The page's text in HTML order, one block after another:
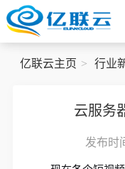
亿联云主页 行业
云服务
发布时